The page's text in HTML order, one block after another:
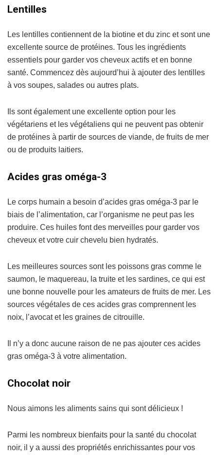
Lentilles
Les lentilles contiennent de la biotine et du zinc et sont une
excellente source de protéines. Tous les ingrédients
essentiels pour garder vos cheveux actifs et en bonne
santé. Commencez dès aujourd’hui à ajouter des lentilles
à vos soupes, salades ou autres plats.
Ils sont également une excellente option pour les
végétariens et les végétaliens qui ne peuvent pas obtenir
de protéines à partir de sources de viande, de fruits de mer
ou de produits laitiers.
Acides gras oméga-3
Le corps humain a besoin d’acides gras oméga-3 par le
biais de l’alimentation, car l’organisme ne peut pas les
produire. Ces huiles font des merveilles pour garder vos
cheveux et votre cuir chevelu bien hydratés.
Les meilleures sources sont les poissons gras comme le
saumon, le maquereau, la truite et les sardines, ce qui est
une bonne nouvelle pour les amateurs de fruits de mer. Les
sources végétales de ces acides gras comprennent les
noix, l’avocat et les graines de citrouille.
Il n’y a donc aucune raison de ne pas ajouter ces acides
gras oméga-3 à votre alimentation.
Chocolat noir
Nous aimons les aliments sains qui sont délicieux !
Parmi les nombreux bienfaits pour la santé du chocolat
noir, il y a aussi des propriétés enrichissantes pour vos